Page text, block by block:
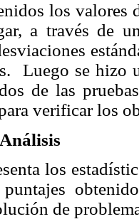
los valores
a través de
Luego se hizo
de las
verificar los
los
puntajes
de